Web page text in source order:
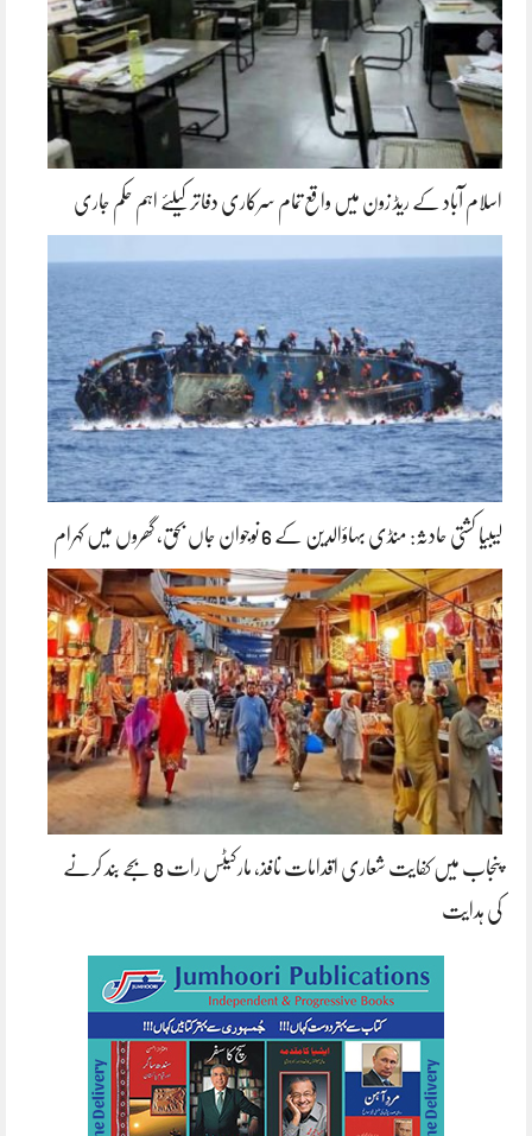
اسلام آباد کے ریڈ زون میں واقع تمام سرکاری دفاتر کیلئے اہم حکم جاری
لیبیا کشتی حادثہ: منڈی بہاؤالدین کے 6 نوجوان جاں بحق، گھروں میں کہرام
پنجاب میں کفایت شعاری اقدامات نافذ، مارکیٹس رات 8 بجے بند کرنے
کی ہدایت